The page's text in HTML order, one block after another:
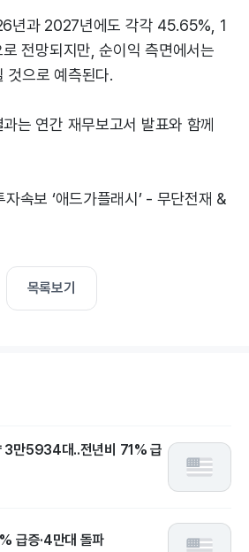
년과 2027년에도 각각 45.65%, 1
전망되지만, 순이익 측면에서는
것으로 예측된다.
는 연간 재무보고서 발표와 함께
속보 ‘애드가플래시’ - 무단전재 &
목록보기
3만5934대..전년비 71% 급
급증·4만대 돌파